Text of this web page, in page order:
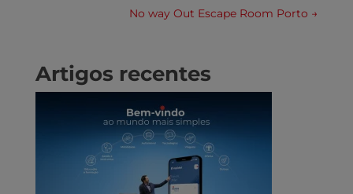
No way Out Escape Room Porto →
Artigos recentes